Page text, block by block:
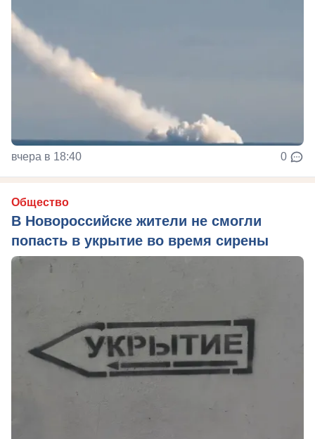
вчера в 18:40 0
Общество
В Новороссийске жители не смогли
попасть в укрытие во время сирены